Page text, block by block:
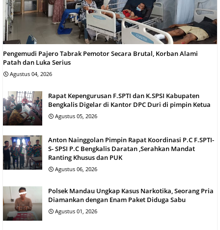
Pengemudi Pajero Tabrak Pemotor Secara Brutal, Korban Alami
Patah dan Luka Serius
Agustus 04, 2026
Rapat Kepengurusan F.SPTI dan K.SPSI Kabupaten
Bengkalis Digelar di Kantor DPC Duri di pimpin Ketua
Agustus 05, 2026
Anton Nainggolan Pimpin Rapat Koordinasi P.C F.SPTI-
S- SPSI P.C Bengkalis Daratan ,Serahkan Mandat
Ranting Khusus dan PUK
Agustus 06, 2026
Polsek Mandau Ungkap Kasus Narkotika, Seorang Pria
Diamankan dengan Enam Paket Diduga Sabu
Agustus 01, 2026